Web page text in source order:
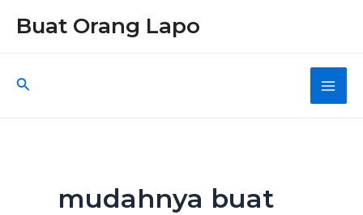
Buat Orang Lapo
Search
Main
mudahnya buat